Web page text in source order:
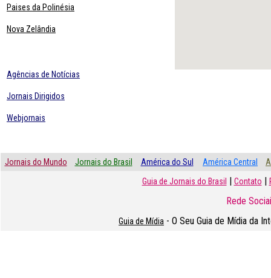
Paises da Polinésia
Nova Zelândia
Agências de Notícias
Jornais Dirigidos
Webjornais
Jornais do Mundo Jornais do Brasil América do Sul América Central
Guia de Jornais do Brasil | Contato |
Rede
Guia de Mídia - O Seu Guia de Mídia da